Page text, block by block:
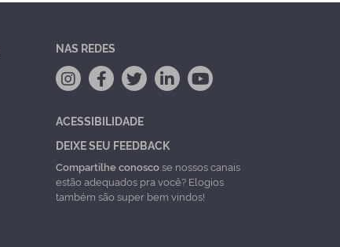
NAS REDES
ACESSIBILIDADE
DEIXE SEU FEEDBACK
Compartilhe conoscose nossos canais
estão adequados pra você? Elogios
também são super bem vindos!